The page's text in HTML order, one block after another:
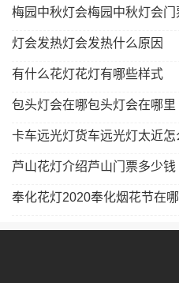
灯会发热灯会发热什么原因
有什么花灯花灯有哪些样式
包头灯会在哪包头灯会在哪里
芦山花灯介绍芦山门票多少钱